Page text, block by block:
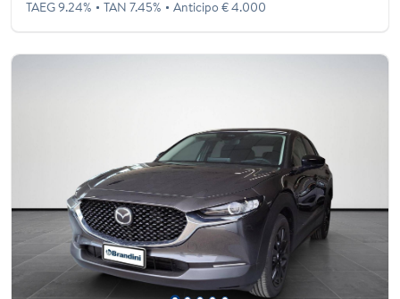
TAEG 9.24% TAN 7.45% Anticipo € 4.000